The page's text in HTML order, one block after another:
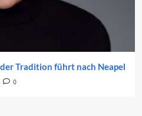
Tradition führt nach Neapel
0